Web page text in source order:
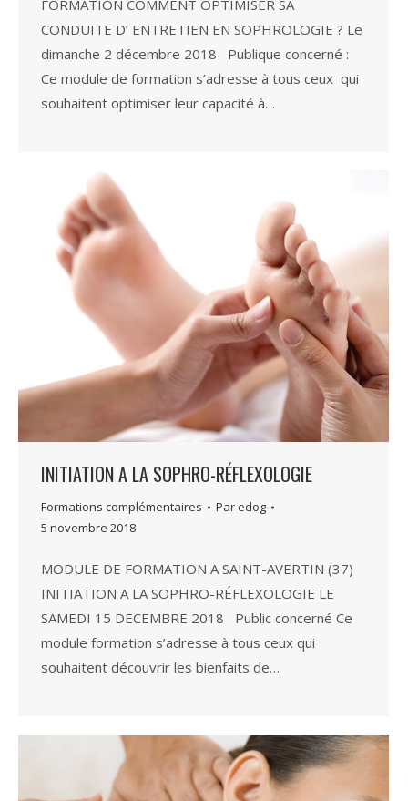
FORMATION COMMENT OPTIMISER SA
CONDUITE D’ ENTRETIEN EN SOPHROLOGIE ? Le
dimanche 2 décembre 2018 Publique concerné :
Ce module de formation s’adresse à tous ceux qui
souhaitent optimiser leur capacité à…
INITIATION A LA SOPHRO-RÉFLEXOLOGIE
Formations complémentaires Par edog
5 novembre 2018
MODULE DE FORMATION A SAINT-AVERTIN (37)
INITIATION A LA SOPHRO-RÉFLEXOLOGIE LE
SAMEDI 15 DECEMBRE 2018 Public concerné Ce
module formation s’adresse à tous ceux qui
souhaitent découvrir les bienfaits de…